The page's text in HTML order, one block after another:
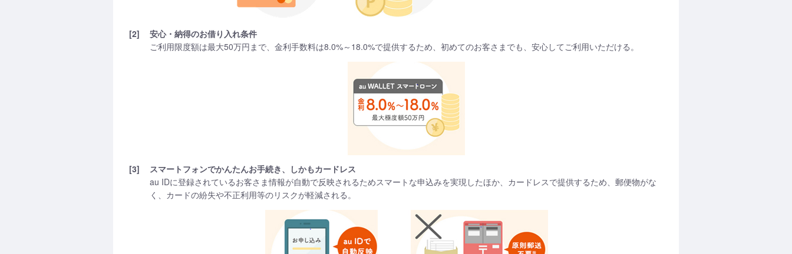
[2]
安心・納得のお借り入れ条件
ご利用限度額は最大50万円まで、金利手数料は8.0%～18.0%で提供するため、初めてのお客さまでも、安心してご利用いただける。
[3]
スマートフォンでかんたんお手続き、しかもカードレス
au IDに登録されているお客さま情報が自動で反映されるためスマートな申込みを実現したほか、カードレスで提供するため、郵便物がな
く、カードの紛失や不正利用等のリスクが軽減される。